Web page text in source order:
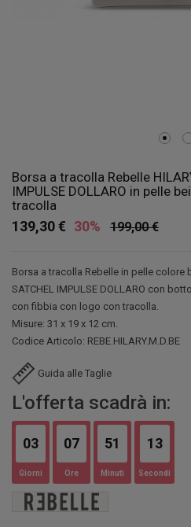
Borsa a tracolla Rebelle
IMPULSE DOLLARO in pelle
tracolla
199,00 €
139,30 € 30%
Borsa a tracolla Rebelle in pelle colore
SATCHEL IMPULSE DOLLARO con
con fibbia con logo con tracolla.
Misure: 31 x 19 x 12 cm.
Codice Articolo: REBE.HILARY.M.D.BE
Guida alle Taglie
L'offerta scadrà in:
03
Giorni
07
Ore
51
Minuti
12
Secondi